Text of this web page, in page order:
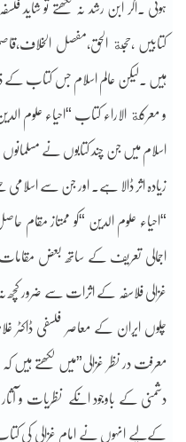
ہوئی ۔اگر ابن رشد نہ لکھتے تو شاید
کتابیں ،حجة الحق،مفصل الخلاف،قاصم
ہیں ۔لیکن عالم اسلام جس کتاب کے
و معرکة الاراء کتاب “احیاء علوم
اسلام میں جن چند کتابوں نے
زیادہ اثر ڈالا ہے۔ اور جن سے
“احیاء علوم الدین “کو ممتاز مقام
اجمالی تعریف کے ساتھ بعض مقامات
غزالی فلاسفہ کے اثرات سے ضرور کچھ
چلوں ایران کے معاصر فلسفی ڈاکٹر
معرفت در نظر غزالی”میں لکھتے ہیں
دشمنی کے باوجود انکے نظریات و
کےلیے انہوں نے امام غزالی کی